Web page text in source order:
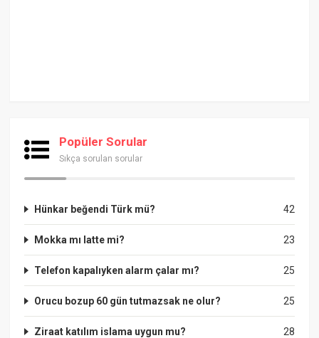
Popüler Sorular
Sıkça sorulan sorular
42
Hünkar beğendi Türk mü?
23
Mokka mı latte mi?
25
Telefon kapalıyken alarm çalar mı?
25
Orucu bozup 60 gün tutmazsak ne olur?
28
Ziraat katılım islama uygun mu?